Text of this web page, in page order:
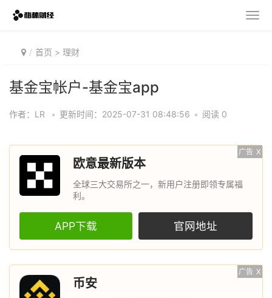
首页 > 理财
基金宝帐户-基金宝app
作者：LR • 更新时间：2025-07-31 08:48:56 • 阅读 0
广告 X
欧意最新版本
全球三大交易所之一，新用户注册即领专属福
利。
APP下载 官网地址
广告 X
币安